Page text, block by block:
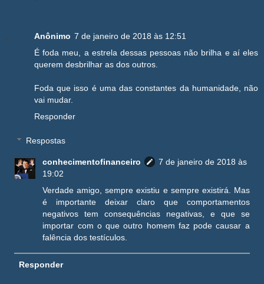
Anônimo 7 de janeiro de 2018 às 12:51
É foda meu, a estrela dessas pessoas não brilha e aí eles
querem desbrilhar as dos outros.
Foda que isso é uma das constantes da humanidade, não
vai mudar.
Responder
Respostas
conhecimentofinanceiro
7 de janeiro de 2018 às
19:02
Verdade amigo, sempre existiu e sempre existirá. Mas
é importante deixar claro que comportamentos
negativos tem consequências negativas, e que se
importar com o que outro homem faz pode causar a
falência dos testículos.
Responder